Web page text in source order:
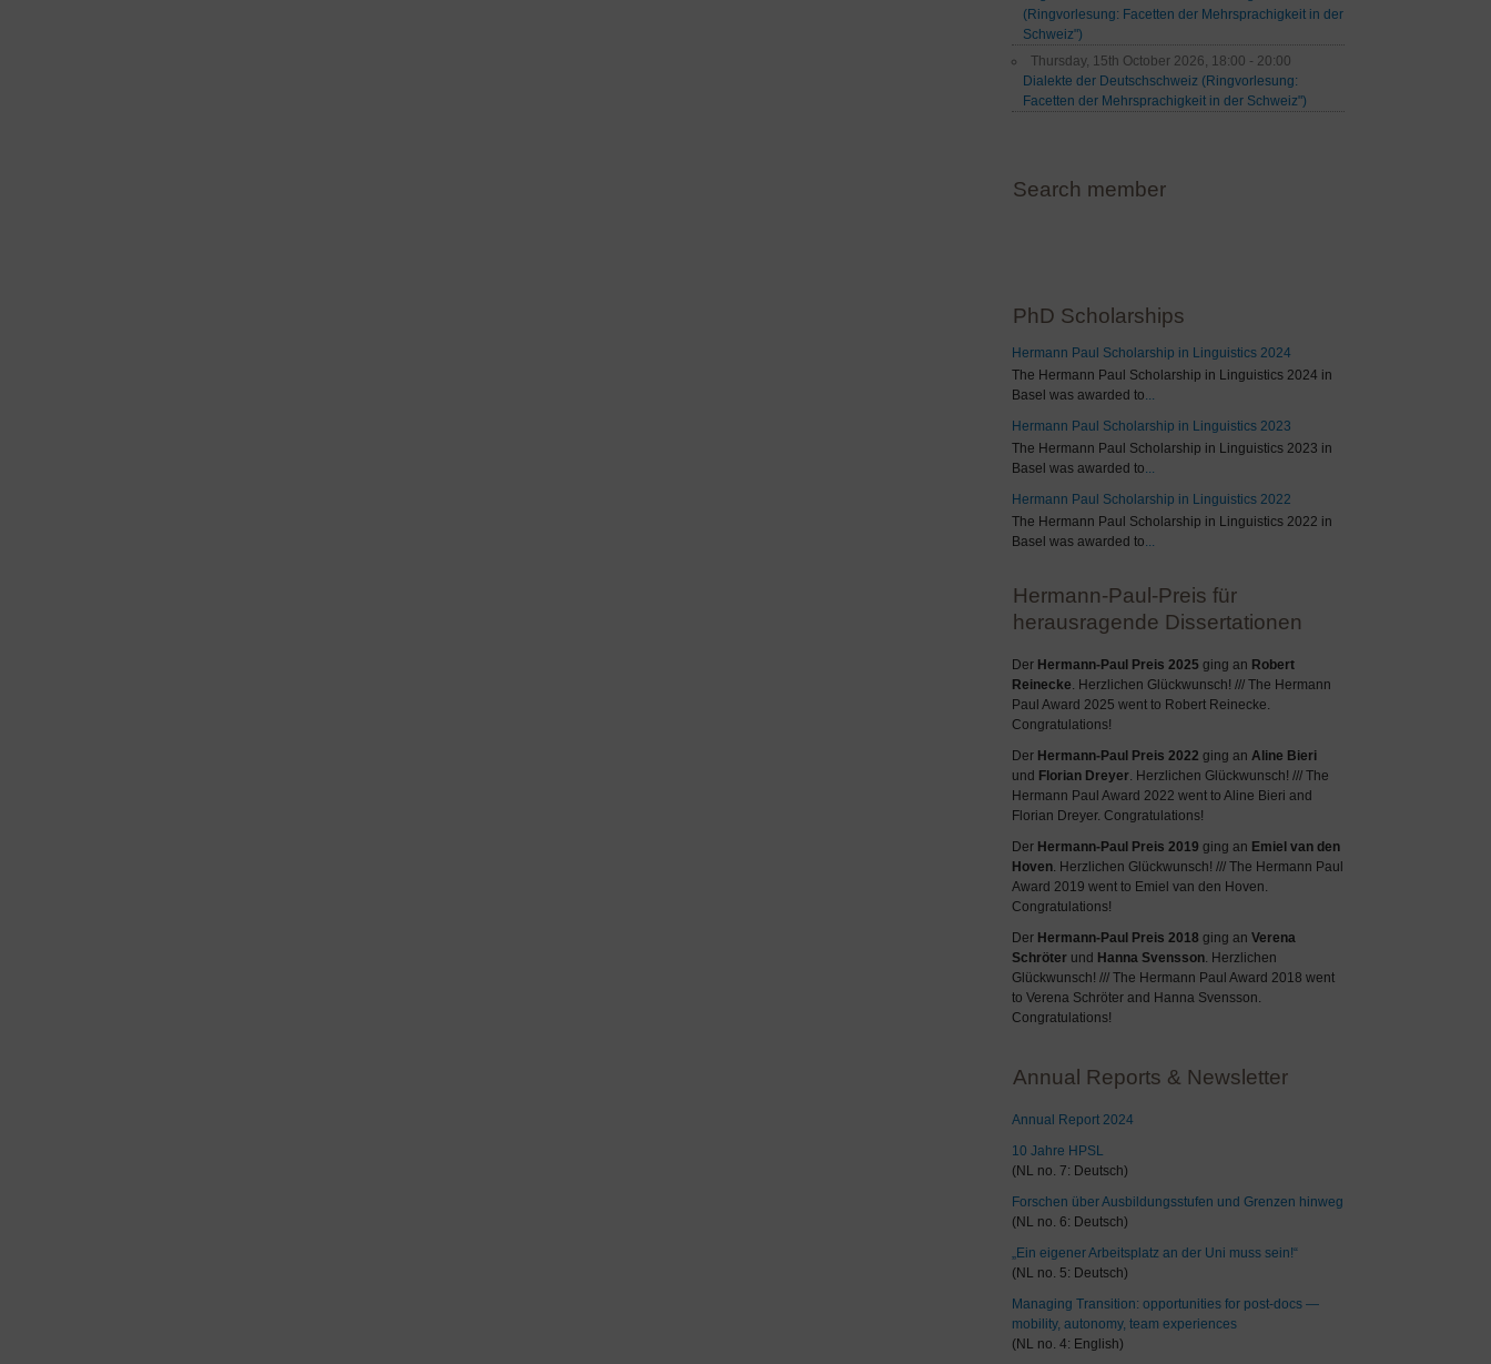
(Ringvorlesung: Facetten der Mehrsprachigkeit in der
Schweiz")
Thursday, 15th October 2026, 18:00 - 20:00
Dialekte der Deutschschweiz (Ringvorlesung:
Facetten der Mehrsprachigkeit in der Schweiz")
Search member
PhD Scholarships
Hermann Paul Scholarship in Linguistics 2024
The Hermann Paul Scholarship in Linguistics 2024 in
Basel was awarded to...
Hermann Paul Scholarship in Linguistics 2023
The Hermann Paul Scholarship in Linguistics 2023 in
Basel was awarded to...
Hermann Paul Scholarship in Linguistics 2022
The Hermann Paul Scholarship in Linguistics 2022 in
Basel was awarded to...
Hermann-Paul-Preis für
herausragende Dissertationen
Der Hermann-Paul Preis 2025 ging an Robert
Reinecke. Herzlichen Glückwunsch! /// The Hermann
Paul Award 2025 went to Robert Reinecke.
Congratulations!
Der Hermann-Paul Preis 2022 ging an Aline Bieri
und Florian Dreyer. Herzlichen Glückwunsch! /// The
Hermann Paul Award 2022 went to Aline Bieri and
Florian Dreyer. Congratulations!
Der Hermann-Paul Preis 2019 ging an Emiel van den
Hoven. Herzlichen Glückwunsch! /// The Hermann Paul
Award 2019 went to Emiel van den Hoven.
Congratulations!
Der Hermann-Paul Preis 2018 ging an Verena
Schröter und Hanna Svensson. Herzlichen
Glückwunsch! /// The Hermann Paul Award 2018 went
to Verena Schröter and Hanna Svensson.
Congratulations!
Annual Reports & Newsletter
Annual Report 2024
10 Jahre HPSL
(NL no. 7: Deutsch)
Forschen über Ausbildungsstufen und Grenzen hinweg
(NL no. 6: Deutsch)
„Ein eigener Arbeitsplatz an der Uni muss sein!“
(NL no. 5: Deutsch)
Managing Transition: opportunities for post-docs —
mobility, autonomy, team experiences
(NL no. 4: English)